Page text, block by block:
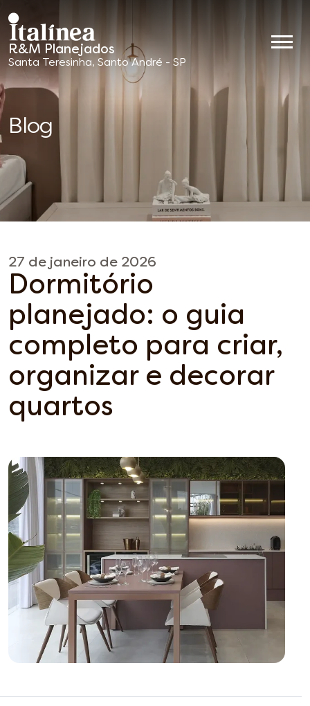
R&M Planejados
Móveis
Planejados
Santa Teresinha, Santo André - SP
Blog
27 de janeiro de 2026
Dormitório
planejado: o guia
completo para criar,
organizar e decorar
quartos